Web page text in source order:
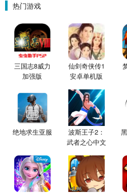
热门游戏
三国志8威力
加强版
仙剑奇侠传1
安卓单机版
绝地求生亚服
波斯王子2：
武者之心中文